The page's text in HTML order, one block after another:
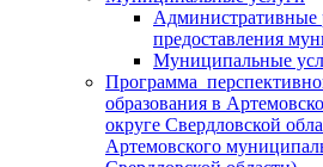
Административные
предоставления
Муниципальные
Программа
образования в
округе Свердловской
Артемовского